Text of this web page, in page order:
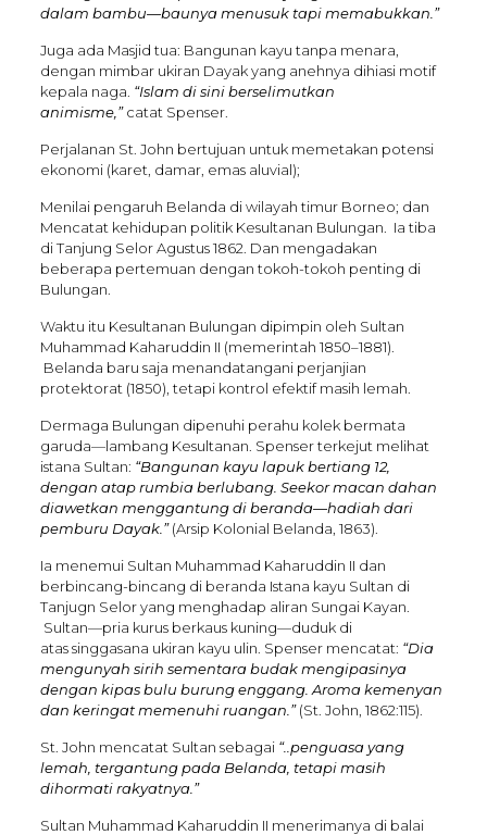
dalam bambu—baunya menusuk tapi memabukkan.”
Juga ada Masjid tua: Bangunan kayu tanpa menara,
dengan mimbar ukiran Dayak yang anehnya dihiasi motif
kepala naga. “Islam di sini berselimutkan
animisme,”catat Spenser.
Perjalanan St. John bertujuan untuk memetakan potensi
ekonomi (karet, damar, emas aluvial);
Menilai pengaruh Belanda di wilayah timur Borneo; dan
Mencatat kehidupan politik Kesultanan Bulungan. Ia tiba
di Tanjung Selor Agustus 1862. Dan mengadakan
beberapa pertemuan dengan tokoh-tokoh penting di
Bulungan.
Waktu itu Kesultanan Bulungan dipimpin oleh Sultan
Muhammad Kaharuddin II (memerintah 1850–1881).
Belanda baru saja menandatangani perjanjian
protektorat (1850), tetapi kontrol efektif masih lemah.
Dermaga Bulungan dipenuhi perahu kolek bermata
garuda—lambang Kesultanan. Spenser terkejut melihat
istana Sultan: “Bangunan kayu lapuk bertiang 12,
dengan atap rumbia berlubang. Seekor macan dahan
diawetkan menggantung di beranda—hadiah dari
pemburu Dayak.”(Arsip Kolonial Belanda, 1863).
Ia menemui Sultan Muhammad Kaharuddin II dan
berbincang-bincang di beranda Istana kayu Sultan di
Tanjugn Selor yang menghadap aliran Sungai Kayan.
Sultan—pria kurus berkaus kuning—duduk di
atas singgasana ukiran kayu ulin. Spenser mencatat: “Dia
mengunyah sirih sementara budak mengipasinya
dengan kipas bulu burung enggang. Aroma kemenyan
dan keringat memenuhi ruangan.”(St. John, 1862:115).
St. John mencatat Sultan sebagai “..penguasa yang
lemah, tergantung pada Belanda, tetapi masih
dihormati rakyatnya.”
Sultan Muhammad Kaharuddin II menerimanya di balai